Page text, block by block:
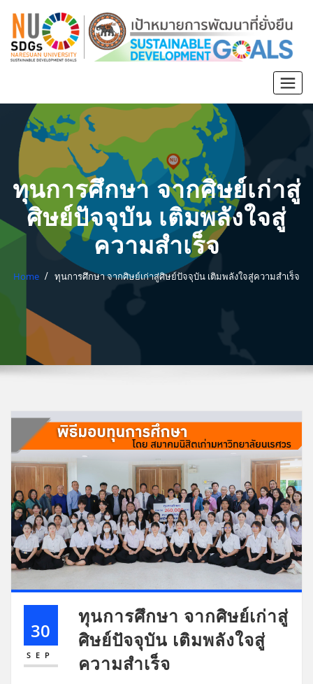
ทุนการศึกษา จากศิษย์เก่าสู่
ศิษย์ปัจจุบัน เติมพลังใจสู่
ความสำเร็จ
Home ทุนการศึกษา จากศิษย์เก่าสู่ศิษย์ปัจจุบัน เติมพลังใจสู่ความสำเร็จ
30
SEP
ทุนการศึกษา จากศิษย์เก่าสู่
ศิษย์ปัจจุบัน เติมพลังใจสู่
ความสำเร็จ